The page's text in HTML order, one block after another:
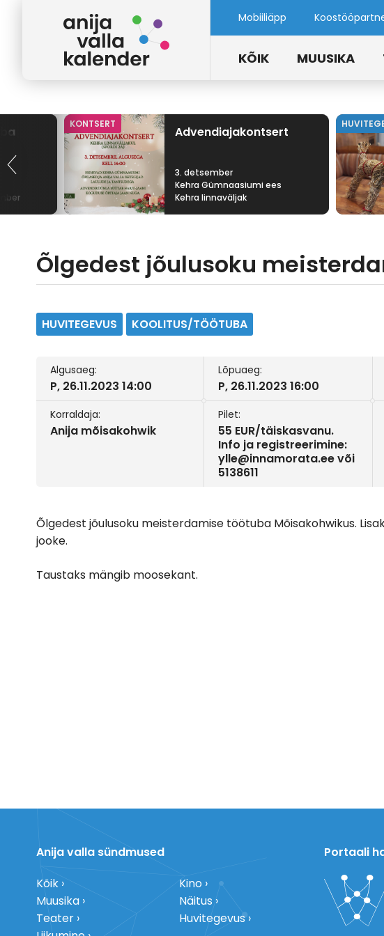
Mobiiliäpp
KÕIK MUUSIKA
KONTSERT
Advendiajakontsert
3. detsember
Kehra Gümnaasiumi ees
Kehra linnaväljak
Õlgedest jõulusoku
HUVITEGEVUS KOOLITUS/TÖÖTUBA
Algusaeg:
P, 26.11.2023 14:00
Lõpuaeg:
P, 26.11.2023 16:00
Korraldaja:
Anija mõisakohwik
Pilet:
55 EUR/täiskasvanu.
Info ja registreerimine:
ylle@innamorata.ee või
5138611
Õlgedest jõulusoku meisterdamise töötuba Mõisakohwikus.
jooke.
Taustaks mängib moosekant.
Anija valla sündmused
Kõik
Muusika
Teater
Kino
Näitus
Huvitegevus
Portaali